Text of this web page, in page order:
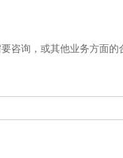
咨询，或其他业务方面的